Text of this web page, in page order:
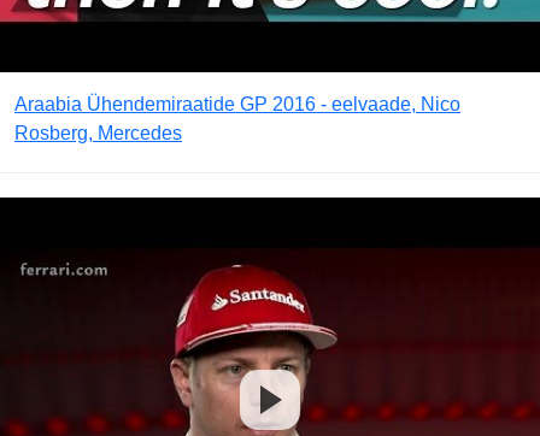
Araabia Ühendemiraatide GP 2016 - eelvaade, Nico
Rosberg, Mercedes